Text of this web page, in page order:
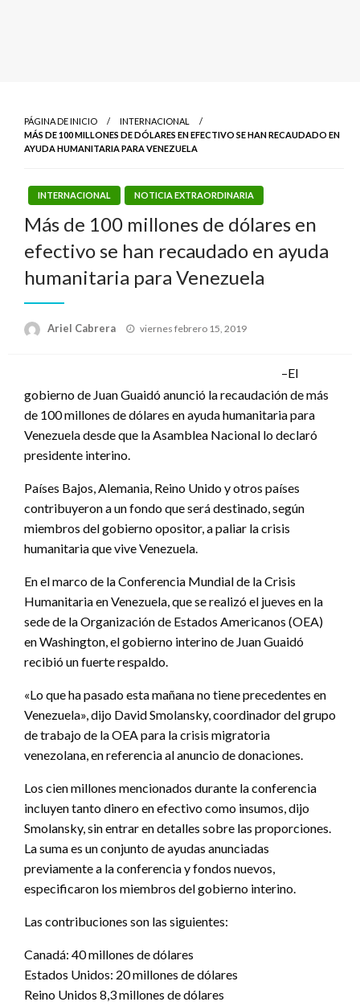
PÁGINA DE INICIO
INTERNACIONAL
MÁS DE 100 MILLONES DE DÓLARES EN EFECTIVO SE HAN RECAUDADO EN
AYUDA HUMANITARIA PARA VENEZUELA
INTERNACIONAL NOTICIA EXTRAORDINARIA
Más de 100 millones de dólares en
efectivo se han recaudado en ayuda
humanitaria para Venezuela
Ariel Cabrera
Publicado
viernes febrero 15, 2019
–El
gobierno de Juan Guaidó anunció la recaudación de más
de 100 millones de dólares en ayuda humanitaria para
Venezuela desde que la Asamblea Nacional lo declaró
presidente interino.
Países Bajos, Alemania, Reino Unido y otros países
contribuyeron a un fondo que será destinado, según
miembros del gobierno opositor, a paliar la crisis
humanitaria que vive Venezuela.
En el marco de la Conferencia Mundial de la Crisis
Humanitaria en Venezuela, que se realizó el jueves en la
sede de la Organización de Estados Americanos (OEA)
en Washington, el gobierno interino de Juan Guaidó
recibió un fuerte respaldo.
«Lo que ha pasado esta mañana no tiene precedentes en
Venezuela», dijo David Smolansky, coordinador del grupo
de trabajo de la OEA para la crisis migratoria
venezolana, en referencia al anuncio de donaciones.
Los cien millones mencionados durante la conferencia
incluyen tanto dinero en efectivo como insumos, dijo
Smolansky, sin entrar en detalles sobre las proporciones.
La suma es un conjunto de ayudas anunciadas
previamente a la conferencia y fondos nuevos,
especificaron los miembros del gobierno interino.
Las contribuciones son las siguientes:
Canadá: 40 millones de dólares
Estados Unidos: 20 millones de dólares
Reino Unidos 8,3 millones de dólares